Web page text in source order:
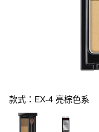
款式：EX-4 亮棕色系